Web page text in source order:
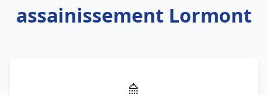
assainissement Lormont